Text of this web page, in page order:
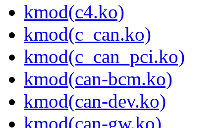
kmod(c4.ko)
kmod(c_can.ko)
kmod(c_can_pci.ko)
kmod(can-bcm.ko)
kmod(can-dev.ko)
kmod(can-gw.ko)